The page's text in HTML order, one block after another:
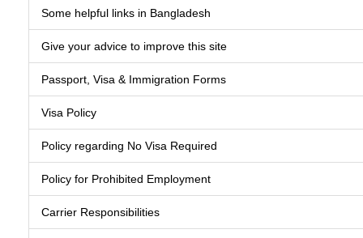
Some helpful links in Bangladesh
Give your advice to improve this site
Passport, Visa & Immigration Forms
Visa Policy
Policy regarding No Visa Required
Policy for Prohibited Employment
Carrier Responsibilities